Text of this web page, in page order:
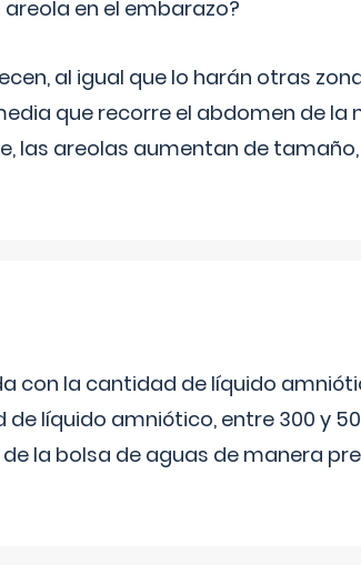
en el embarazo?
al igual que lo harán otras
que recorre el abdomen de la
las areolas aumentan de
con la cantidad de líquido
líquido amniótico, entre 300 y
la bolsa de aguas de manera